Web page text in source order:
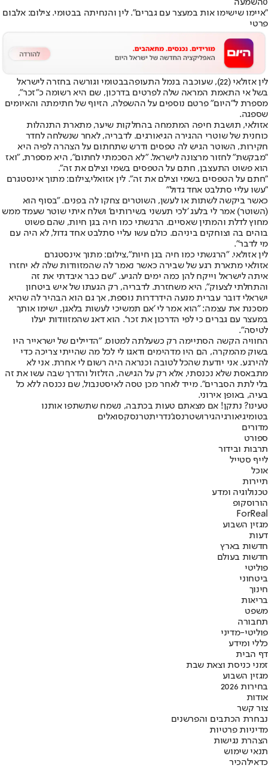
0השמעה
"איימו שישימו אות במעצר עם גברים". לין והנחיתה בבטומי. צילום: אלבום
פרטי
לין אזולאי (22), ש עוכבה בנמל התעופהבבטומי וגורשה בחזרה לישראל
בשל אי התאמת המראה שלה לפרטים בדרכון, שם היא רשומה כ"זכר",
מספרת ל"היום" פרטם נוספים על ההשפלה, הזיוף של חתימתה והאיומים
שספגה.
אזולאי, תושבת חיפה המתמחה בהחלקות שיער, מתארת התנהלות
כוחנית של שוטרי ההגירה הגיאורגים. לדבריה, לאחר שנשלחה לחדר
חקירות, השוטר הגיש לה טפסים ודרש שתחתום על הצהרה לפיה היא
"מבקשת" לחזור מרצונה לישראל. "לא הסכמתי לחתום", היא מספרת, "ואז
הוא פשוט התעצבן, חתם על הטפסים בשמי וצילם את זה".
"חתם על הטפסים בשמי וצילם את זה". לין אזואלי,צילום: מתוך אינסטגרם
"עשו עליי סתלבט אחד גדול"
כאשר ביקשה לשתות או לעשן, השוטרים צחקו לה בפנים. "בסוף הוא
(השוטר) אמר לי בלעג 'לכי תעשני בשירותים' ושלח איתי שוטר שעמד ממש
מחוץ לדלת והמתין שאסיים. הרגשתי כמו חיה בגן חיות, שהם פשוט
בוהים בה וצוחקים ביניהם. כולם עשו עליי סתלבט אחד גדול, לא היה עם
מי לדבר".
לין אזולאי. "הרגשתי כמו חיה בגן חיות",צילום: מתוך אינסטגרם
אזולאי מתארת רגע של שבירה כאשר נאמר לה שהמזוודות שלה לא יחזרו
איתה לישראל וייקח להן כמה ימים להגיע. "שם כבר איבדתי את זה
והתחלתי לצעוק", היא משחזרת. לדבריה, רק הגעתו של איש ביטחון
ישראלי דובר עברית מנעה הידרדרות נוספת, אך גם הוא הבהיר לה שהיא
מסכנת את עצמה: "הוא אמר לי 'אם תמשיכי לעשות בלאגן, ישימו אותך
במעצר עם גברים כי לפי הדרכון את זכר'. הוא דאג שהמזוודות יעלו
לטיסה".
החוויה הקשה הסתיימה רק כשעלתה למטוס. "הדיילים של ישראייר היו
בשוק מהמקרה, הם היו מדהימים ודאגו לי לכל מה שהייתי צריכה כדי
להירגע. אני יודעת שהכל לטובה וכנראה היה רשום לי אחרת. אני לא
מתבאסת שלא נכנסתי, אלא רק על הגישה, הזלזול והדרך שבה עשו את זה
בלי לתת הסברים". מייד לאחר מכן טסה לאיסטנבול, שם נכנסה ללא כל
בעיה, באופן אירוני.
טעינו? נתקן! אם מצאתם טעות בכתבה, נשמח שתשתפו אותנו
בטומיגיאורגיהגירושטרנסג'נדריתטרנסקסואלים
מדורים
ספורט
תרבות ובידור
לייף סטייל
אוכל
תיירות
טכנולוגיה ומדע
הורוסקופ
ForReal
מגזין השבוע
דעות
חדשות בארץ
חדשות בעולם
פוליטי
ביטחוני
חינוך
בריאות
משפט
תחבורה
פוליטי-מדיני
כללי ומידע
דף הבית
זמני כניסת וצאת שבת
מגזין השבוע
בחירות 2026
אודות
צור קשר
נבחרת הכתבים והפרשנים
מדיניות פרטיות
הצהרת נגישות
תנאי שימוש
כדאילהכיר